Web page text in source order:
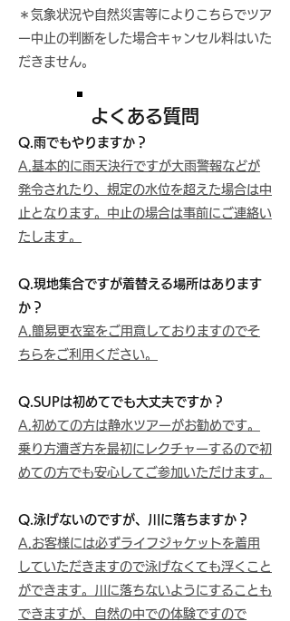
＊気象状況や自然災害等によりこちらでツア
ー中止の判断をした場合キャンセル料はいた
だきません。
​よくある質問
Q.雨でもやりますか？
A.基本的に雨天決行ですが大雨警報などが
発令されたり、規定の水位を超えた場合は中
止となります。中止の場合は事前にご連絡い
たします。
Q.現地集合ですが着替える場所はあります
か？
A.簡易更衣室をご用意しておりますのでそ
ちらをご利用ください。
Q.SUPは初めてでも大丈夫ですか？
A.初めての方は静水ツアーがお勧めです。
乗り方漕ぎ方を最初にレクチャーするので初
めての方でも安心してご参加いただけます。
Q.泳げないのですが、川に落ちますか？
A.お客様には必ずライフジャケットを着用
していただきますので泳げなくても浮くこと
ができます。川に落ちないようにすることも
できますが、自然の中での体験ですので